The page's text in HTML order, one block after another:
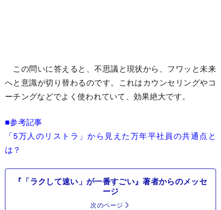
この問いに答えると、不思議と現状から、フワッと未来
へと意識が切り替わるのです。これはカウンセリングやコ
ーチングなどでよく使われていて、効果絶大です。
■参考記事
「5万人のリストラ」から見えた万年平社員の共通点と
は？
『「ラクして速い」が一番すごい』著者からのメッセ
ージ
次のページ